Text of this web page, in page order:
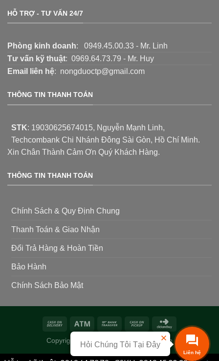
Liên hệ
Hỏi Chúng Tôi Tại Đây
HỖ TRỢ - TƯ VẤN 24/7
Phòng kinh doanh: 0949.45.00.33 - Mr. Linh
Tư vấn kỹ thuật: 0969.64.73.79 - Mr. Huy
Email liên hệ: nongduoctp@gmail.com
THÔNG TIN THANH TOÁN
STK: 19030625674015, Nguyễn Mạnh Linh,
Techcombank Chi Nhánh Đông Sài Gòn, Hồ Chí Minh.
Xin Chân Thành Cảm Ơn Quý Khách Hàng.
THÔNG TIN THANH TOÁN
Chính Sách & Quy Định Chung
Thanh Toán & Giao Nhận
Đổi Trả Hàng & Hoàn Tiền
Bảo Hành
Chính Sách Bảo Mật
Copyright 2026 © Siêu Thị Phân Thuốc